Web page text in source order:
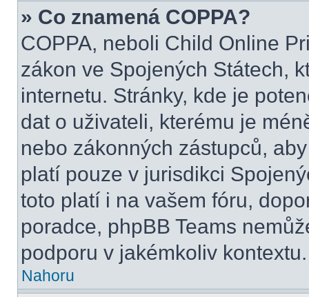
» Co znamená COPPA?
COPPA, neboli Child Online
zákon ve Spojených Státech,
internetu. Stránky, kde je
dat o uživateli, kterému je
nebo zákonných zástupců,
platí pouze v jurisdikci
toto platí i na vašem fóru,
poradce, phpBB Teams
podporu v jakémkoliv kontextu.
Nahoru